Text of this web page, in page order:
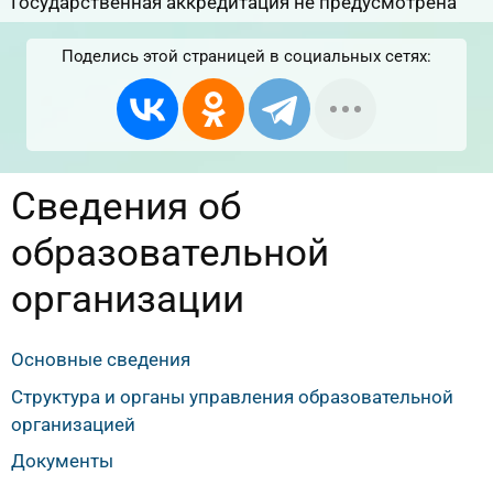
Поделись этой страницей в социальных сетях:
Сведения об
образовательной
организации
Основные сведения
Структура и органы управления образовательной
организацией
Документы